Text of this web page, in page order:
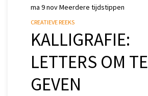
KALLIGRAFIE:
LETTERS OM TE
GEVEN
CREATIEVE REEKS
ma 9 novMeerdere tijdstippen